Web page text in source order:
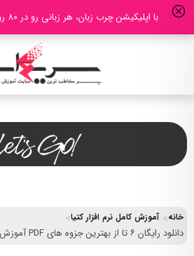
با اپلیکیشن چرب زبان، هر زبانی رو در 80 روز ... قورت بده (دانلود)
خانه آموزش کامل نرم افزار کتیا
دانلود رایگان ۶ تا از بهترین جزوه های PDF آموزش کتیا